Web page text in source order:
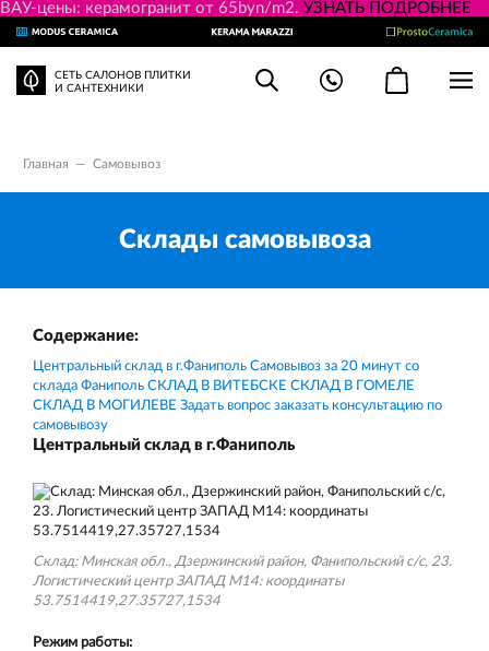
ВАУ-цены: керамогранит от 65byn/m2. УЗНАТЬ ПОДРОБНЕЕ
СЕТЬ САЛОНОВ ПЛИТКИ
И САНТЕХНИКИ
Главная — Самовывоз
Склады самовывоза
Содержание:
Центральный склад в г.Фаниполь Самовывоз за 20 минут со
склада Фаниполь СКЛАД В ВИТЕБСКЕ СКЛАД В ГОМЕЛЕ
СКЛАД В МОГИЛЕВЕ Задать вопрос заказать консультацию по
самовывозу
Центральный склад в г.Фаниполь
Склад: Минская обл., Дзержинский район, Фанипольский с/с, 23.
Логистический центр ЗАПАД М14: координаты
53.7514419,27.35727,1534
Режим работы: